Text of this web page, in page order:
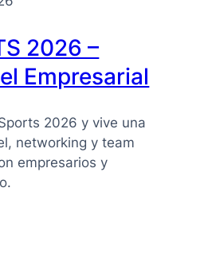
2026 –
Empresarial
2026 y vive una
networking y team
empresarios y